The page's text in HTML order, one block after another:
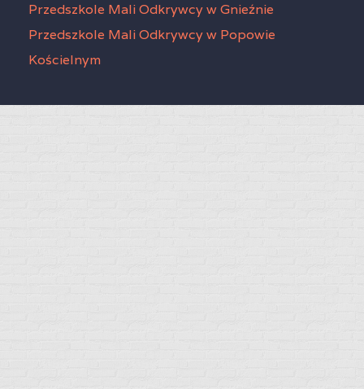
Przedszkole Mali Odkrywcy w Gnieźnie
Przedszkole Mali Odkrywcy w Popowie
Kościelnym